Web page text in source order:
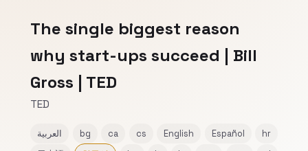
The single biggest reason
why start-ups succeed | Bill
Gross | TED
TED
العربية bg ca cs English Español
hr